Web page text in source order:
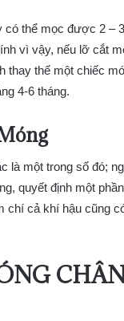
có thể mọc được 2 –
vì vậy, nếu lỡ cắt
thay thế một chiếc
4-6 tháng.
là một trong số đó;
quyết định một
chí cả khí hậu cũng